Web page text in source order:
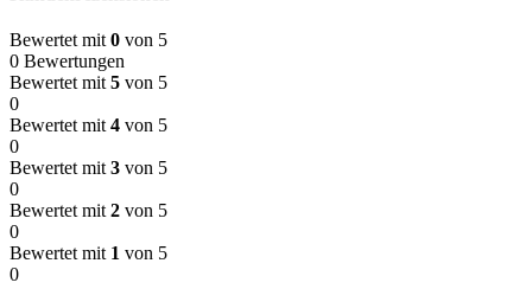
Bewertet mit 0 von 5
0 Bewertungen
Bewertet mit 5 von 5
0
Bewertet mit 4 von 5
0
Bewertet mit 3 von 5
0
Bewertet mit 2 von 5
0
Bewertet mit 1 von 5
0